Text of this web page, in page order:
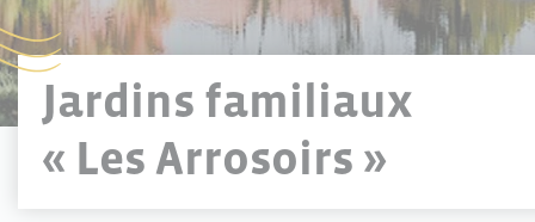
Jardins familiaux
« Les Arrosoirs »